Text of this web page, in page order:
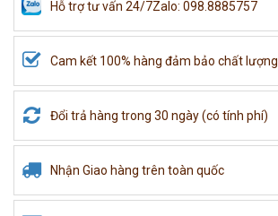
Hỗ trợ tư vấn 24/7Zalo: 098.8885757
Cam kết 100% hàng đảm bảo chất lượng
Đổi trả hàng trong 30 ngày (có tính phí)
Nhận Giao hàng trên toàn quốc